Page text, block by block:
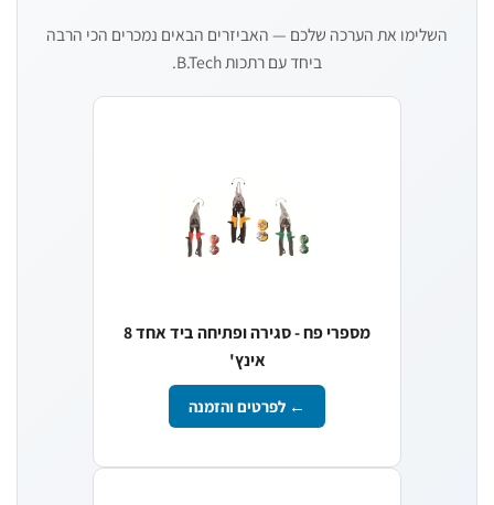
השלימו את הערכה שלכם — האביזרים הבאים נמכרים הכי הרבה
ביחד עם רתכות B.Tech.
מספרי פח - סגירה ופתיחה ביד אחד 8
← לפרטים והזמנה